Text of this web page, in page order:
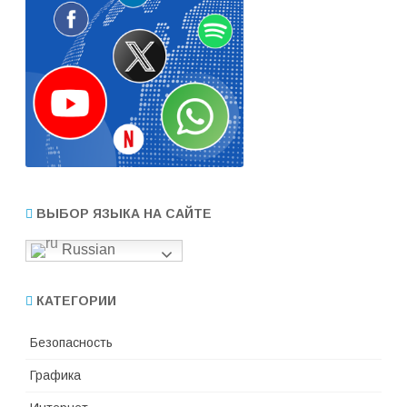
ВЫБОР ЯЗЫКА НА САЙТЕ
Russian
КАТЕГОРИИ
Безопасность
Графика